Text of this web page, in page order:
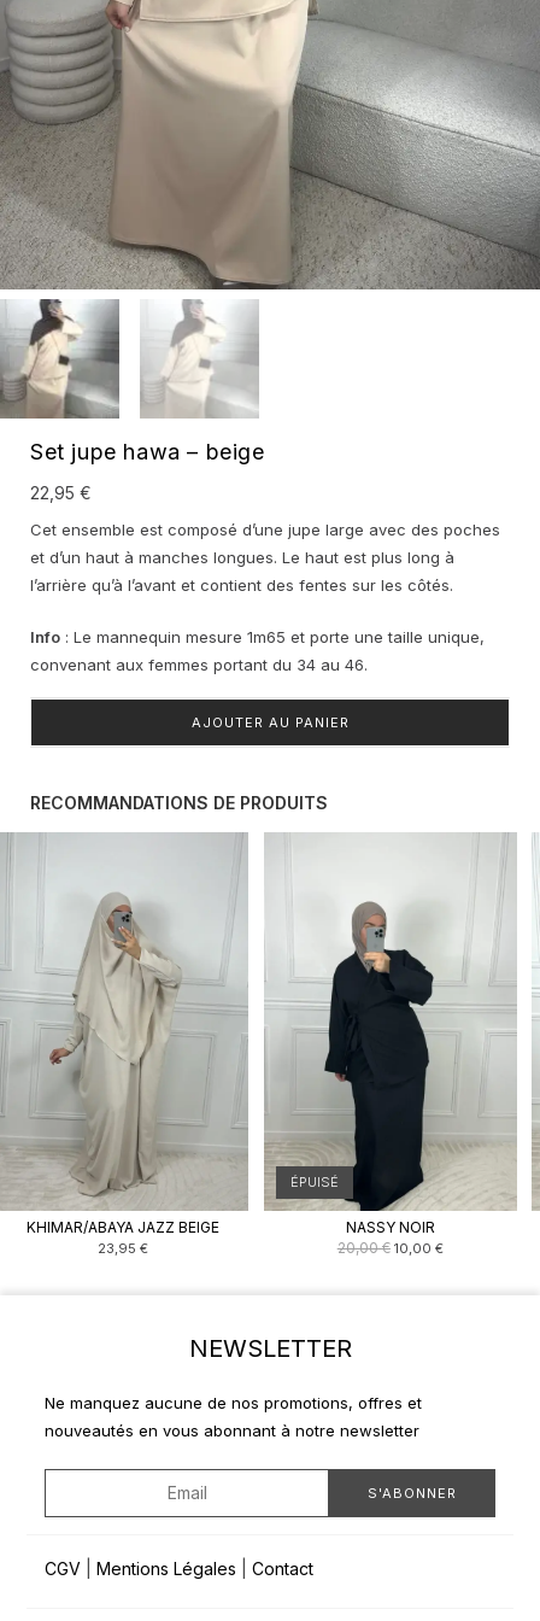
Set jupe hawa – beige
22,95 €
Cet ensemble est composé d’une jupe large avec des poches
et d’un haut à manches longues. Le haut est plus long à
l’arrière qu’à l’avant et contient des fentes sur les côtés.
Info : Le mannequin mesure 1m65 et porte une taille unique,
convenant aux femmes portant du 34 au 46.
AJOUTER AU PANIER
RECOMMANDATIONS DE PRODUITS
KHIMAR/ABAYA JAZZ BEIGE
23,95 €
ÉPUISÉ
NASSY NOIR
20,00€ Le
10,00 €Le
NEWSLETTER
Ne manquez aucune de nos promotions, offres et
nouveautés en vous abonnant à notre newsletter
CGV |Mentions Légales |Contact